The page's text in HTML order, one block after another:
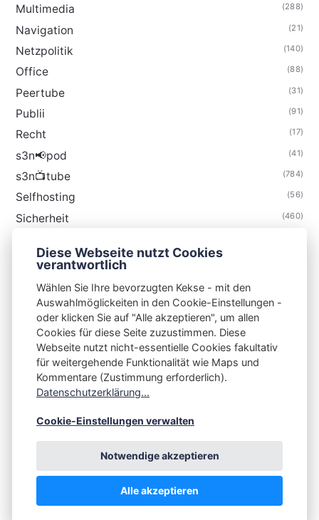
Multimedia (288)
Navigation (21)
Netzpolitik (140)
Office (88)
Peertube (31)
Publii (91)
Recht (17)
s3n📢pod (41)
s3n📺tube (784)
Selfhosting (56)
Sicherheit (460)
Thunderbird
S3N🧩NET
Integrating Open-Source Blog Network (iOSBN)
Impressum
Kontakt
💪by☕ ❤️ & Publii CMS
Diese Webseite nutzt Cookies
verantwortlich
Wählen Sie Ihre bevorzugten Kekse - mit den
Auswahlmöglickeiten in den Cookie-Einstellungen -
oder klicken Sie auf "Alle akzeptieren", um allen
Cookies für diese Seite zuzustimmen. Diese
Webseite nutzt nicht-essentielle Cookies fakultativ
für weitergehende Funktionalität wie Maps und
Kommentare (Zustimmung erforderlich).
Datenschutzerklärung...
Cookie-Einstellungen verwalten
Notwendige akzeptieren
Alle akzeptieren